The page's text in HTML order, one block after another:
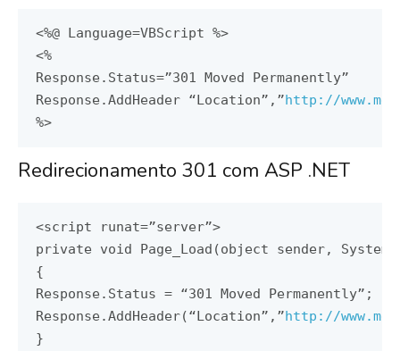
<%@ Language=VBScript
<%
Response . Status=”301 Moved Permanently”
Response .AddHeader “Location”,”http : //
%>
Redirecionamento 301 com ASP .NET
<script runat=”server”>
private
void Page_Load (object sender, System
{
Response . Status = “301 Moved Permanently”;
Response .AddHeader(“Location”,”http : //
}